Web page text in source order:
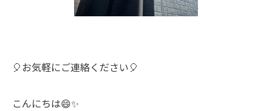
🎈お気軽にご連絡ください🎈
こんにちは😄✨